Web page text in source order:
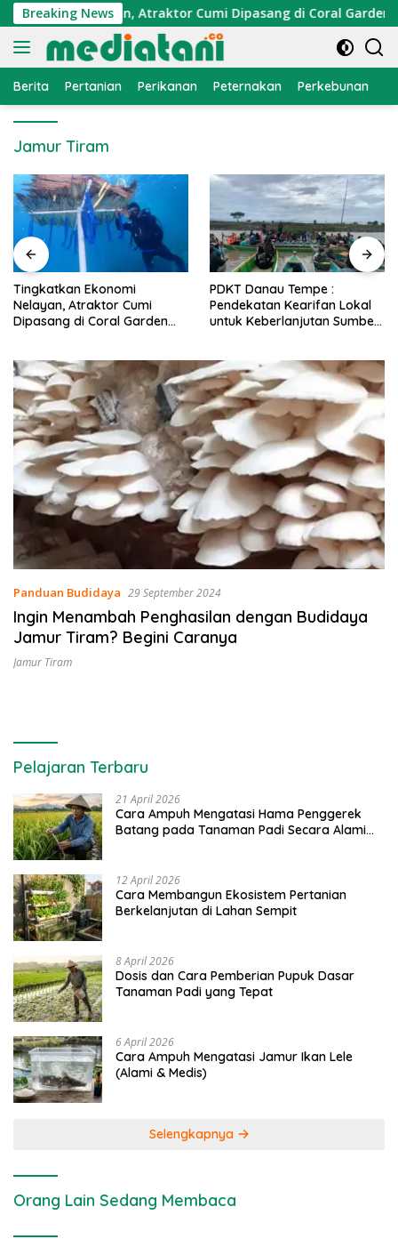
Langsung
ke
konten
Breaking News
Nelayan, Atraktor Cumi Dipasang di Coral Garden
Berita Pertanian Perikanan Peternakan Perkebunan
Jamur Tiram
PDKT Danau Tempe :
Pendekatan Kearifan Lokal
untuk Keberlanjutan Sumber
Cara Mengatasi Penyakit
PMK pada Sapi Perah Secara
Alami dan Medis
Panduan Budidaya 29 September 2024
Ingin Menambah Penghasilan dengan Budidaya
Jamur Tiram? Begini Caranya
Jamur Tiram
Pelajaran Terbaru
21 April 2026
Cara Ampuh Mengatasi Hama Penggerek
Batang pada Tanaman Padi Secara Alami
12 April 2026
Cara Membangun Ekosistem Pertanian
Berkelanjutan di Lahan Sempit
8 April 2026
Dosis dan Cara Pemberian Pupuk Dasar
Tanaman Padi yang Tepat
6 April 2026
Cara Ampuh Mengatasi Jamur Ikan Lele
(Alami & Medis)
Selengkapnya
Orang Lain Sedang Membaca